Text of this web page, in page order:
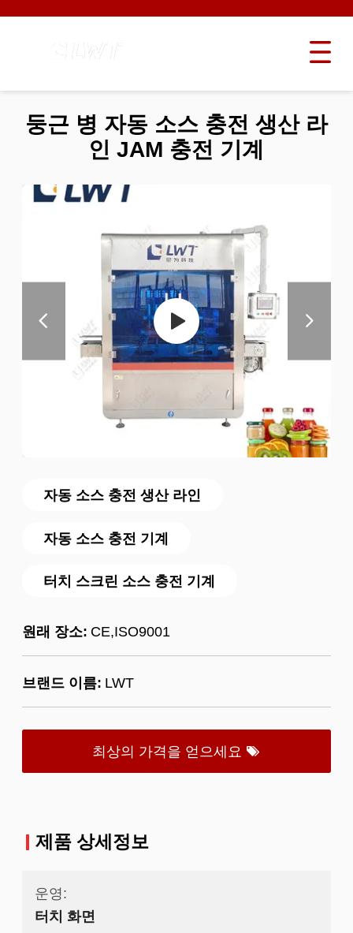
자동 소스 충전 생산 라인
자동 소스 충전 기계
터치 스크린 소스 충전 기계
원래 장소: CE,ISO9001
브랜드 이름: LWT
최상의 가격을 얻으세요
둥근 병 자동 소스 충전 생산 라
인 JAM 충전 기계
제품 상세정보
운영:
터치 화면